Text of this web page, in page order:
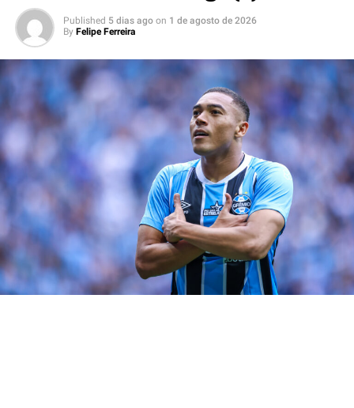
profundidade tê-lo como
referência. A gente
consegue ter muito mais a
bola lá na frente e, com
três zagueiros, dá mais
liberdade porque laterais
ficam menos encarregados
de marcar o último homem
da linha ofensiva do
adversário, podendo sair
sem se preocupar.
Consequentemente, o
Published 5 dias ago on 1 de agosto de 2026
By Felipe Ferreira